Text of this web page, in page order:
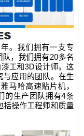
。我们拥有一支专
，我们拥有20多名
工和3D设计师。这
与应用的团队。在生
马哈高速贴片机，
的生产团队拥有4条
括操作工程师和质量